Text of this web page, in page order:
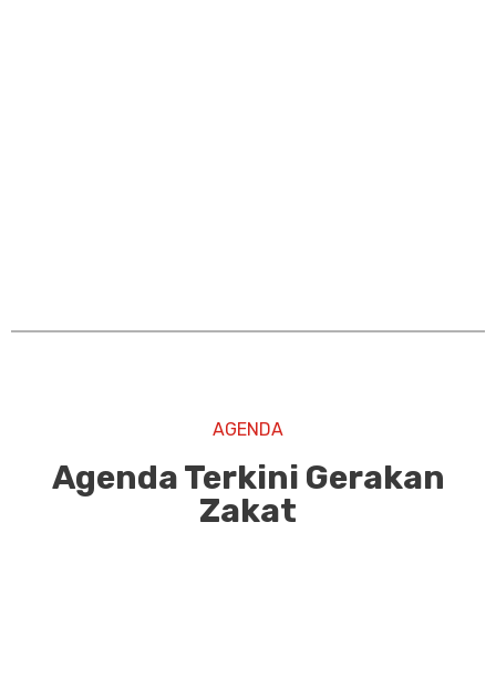
AGENDA
Agenda Terkini Gerakan
Zakat